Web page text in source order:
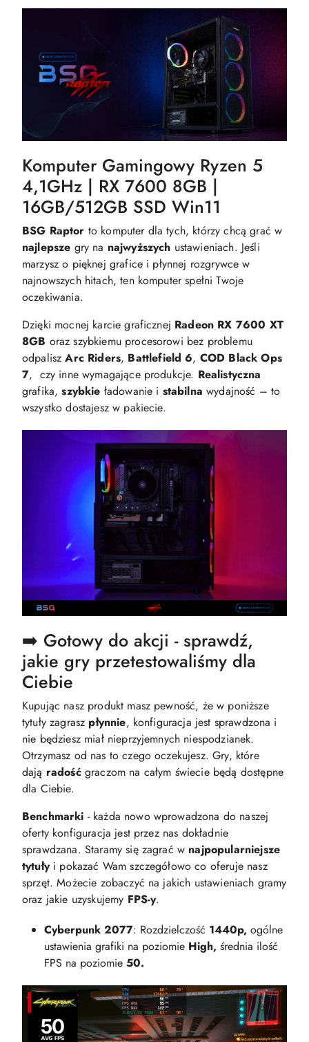
Komputer Gamingowy Ryzen 5
4,1GHz | RX 7600 8GB |
16GB/512GB SSD Win11
BSG Raptor to komputer dla tych, którzy chcą grać w
najlepsze gry na najwyższych ustawieniach. Jeśli
marzysz o pięknej grafice i płynnej rozgrywce w
najnowszych hitach, ten komputer spełni Twoje
oczekiwania.
Dzięki mocnej karcie graficznej Radeon RX 7600 XT
8GB oraz szybkiemu procesorowi bez problemu
odpaliszArc Riders, Battlefield 6, COD Black Ops
7, czy inne wymagające produkcje. Realistyczna
grafika,szybkie ładowanie i stabilna wydajność – to
wszystko dostajesz w pakiecie.
➡️ Gotowy do akcji - sprawdź,
jakie gry przetestowaliśmy dla
Ciebie
Kupując nasz produkt masz pewność, że w poniższe
tytuły zagrasz płynnie, konfiguracja jest sprawdzona i
nie będziesz miał nieprzyjemnych niespodzianek.
Otrzymasz od nas to czego oczekujesz. Gry, które
dają radośćgraczom na całym świecie będą dostępne
dla Ciebie.
Benchmarki - każda nowo wprowadzona do naszej
oferty konfiguracja jest przez nas dokładnie
sprawdzana. Staramy się zagrać w najpopularniejsze
tytułyi pokazać Wam szczegółowo co oferuje nasz
sprzęt. Możecie zobaczyć na jakich ustawieniach gramy
oraz jakie uzyskujemy FPS-y.
Cyberpunk 2077: Rozdzielczość 1440p, ogólne
ustawienia grafiki na poziomie High, średnia ilość
FPS na poziomie 50.